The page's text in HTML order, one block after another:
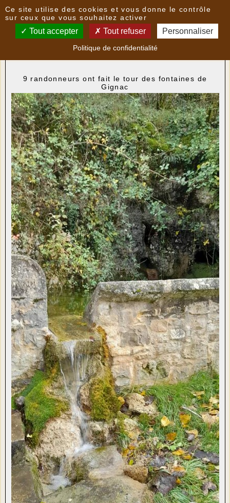
Nouvelles
Photos rando du 6 novembre- le06/11/2023 18:44
9 randonneurs ont fait le tour des fontaines de
Gignac
Ce site utilise des cookies et vous donne le contrôle
sur ceux que vous souhaitez activer
Tout accepter Tout refuser Personnaliser
Politique de confidentialité